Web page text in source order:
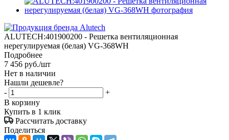
ALUTECH:401900200 - Решетка вентиляционная
нерегулируемая (белая) VG-368WH
Подробнее
7 456 руб./шт
Нет в наличии
Нашли дешевле?
-
+
В корзину
Купить в 1 клик
Рассчитать доставку
Поделиться